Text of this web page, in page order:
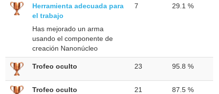
Herramienta adecuada para
el trabajo
Has mejorado un arma
usando el componente de
creación Nanonúcleo
7 29.1 %
Trofeo oculto 23 95.8 %
Trofeo oculto 21 87.5 %